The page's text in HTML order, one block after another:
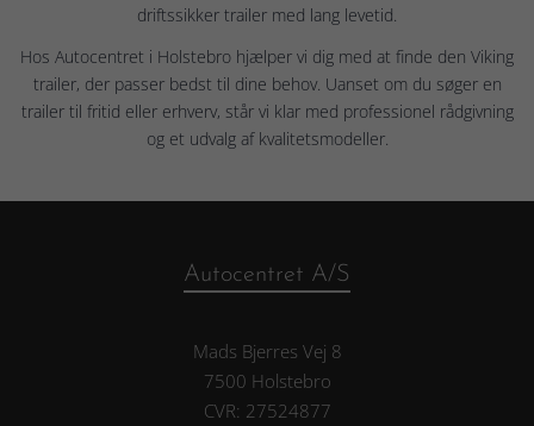
driftssikker trailer med lang levetid.
Hos Autocentret i Holstebro hjælper vi dig med at finde den Viking
trailer, der passer bedst til dine behov. Uanset om du søger en
trailer til fritid eller erhverv, står vi klar med professionel rådgivning
og et udvalg af kvalitetsmodeller.
Autocentret A/S
Mads Bjerres Vej 8
7500 Holstebro
CVR: 27524877